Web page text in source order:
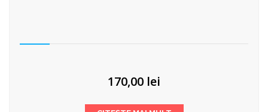
170,00 lei